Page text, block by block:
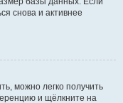
снова и активнее
можно легко получить
и щёлкните на